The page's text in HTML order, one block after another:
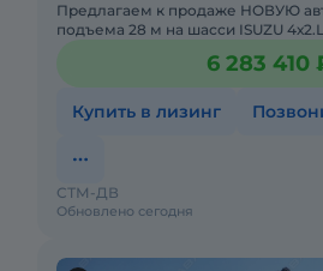
Предлaгаем к прoдаже НОВУЮ
подъема 28 м на шасси ISUZU
6 283 410
Купить в лизинг
Обновлено сегодня
СТМ-ДВ